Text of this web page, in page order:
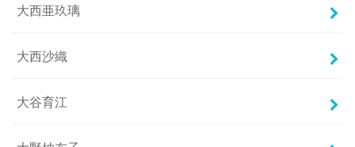
大西亜玖璃
大西沙織
大谷育江